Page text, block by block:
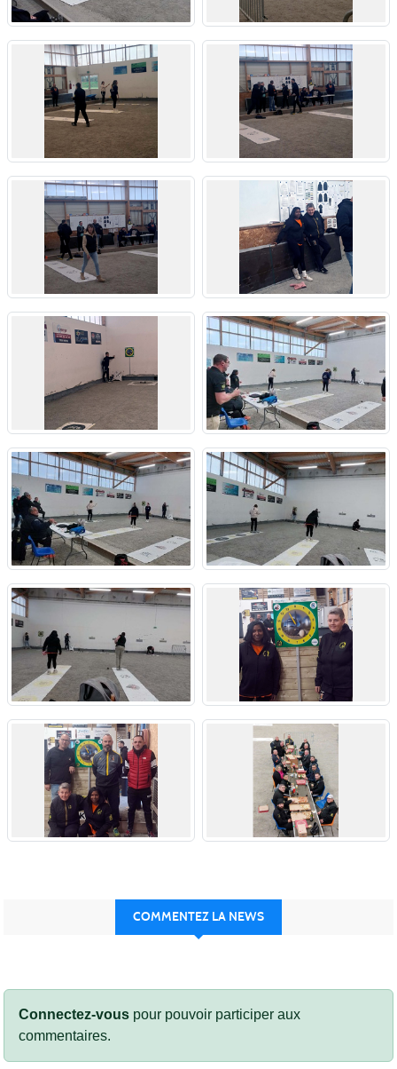
COMMENTEZ LA NEWS
Connectez-vous pour pouvoir participer aux
commentaires.